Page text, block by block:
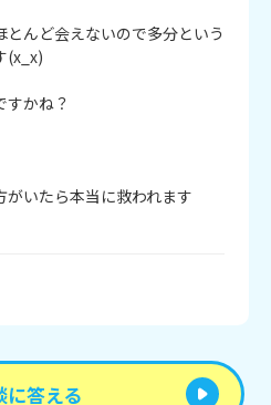
んど会えないので多分という
(x_x)
すかね？
いたら本当に救われます
に答える